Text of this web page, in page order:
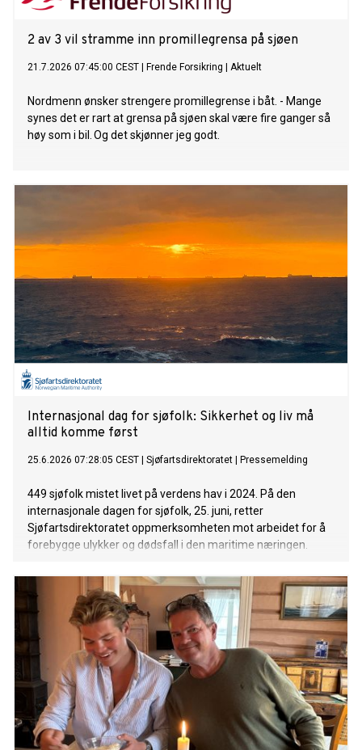
2 av 3 vil stramme inn promillegrensa på sjøen
21.7.2026 07:45:00 CEST Frende Forsikring Aktuelt
Nordmenn ønsker strengere promillegrense i båt. - Mange
synes det er rart at grensa på sjøen skal være fire ganger så
høy som i bil. Og det skjønner jeg godt.
Internasjonal dag for sjøfolk: Sikkerhet og liv må
alltid komme først
25.6.2026 07:28:05 CEST Sjøfartsdirektoratet Pressemelding
449 sjøfolk mistet livet på verdens hav i 2024. På den
internasjonale dagen for sjøfolk, 25. juni, retter
Sjøfartsdirektoratet oppmerksomheten mot arbeidet for å
forebygge ulykker og dødsfall i den maritime næringen.